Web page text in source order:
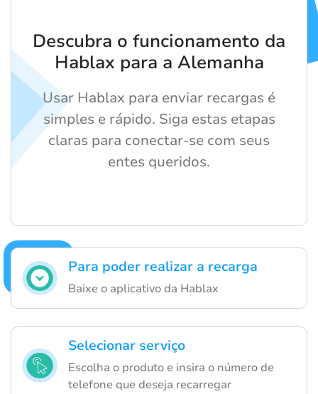
Para poder realizar a recarga
Baixe o aplicativo da Hablax
Selecionar serviço
Escolha o produto e insira o número de
telefone que deseja recarregar
Descubra o funcionamento da
Hablax para a Alemanha
Usar Hablax para enviar recargas é
simples e rápido. Siga estas etapas
claras para conectar-se com seus
entes queridos.